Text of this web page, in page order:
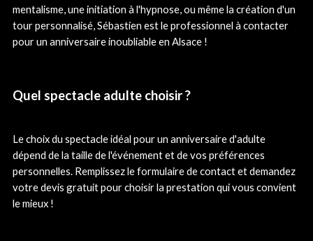
mentalisme, une initiation à l'hypnose, ou même la création d'un
tour personnalisé, Sébastien est le professionnel à contacter
pour un anniversaire inoubliable en Alsace !
Quel spectacle adulte choisir ?
Le choix du spectacle idéal pour un anniversaire d'adulte
dépend de la taille de l'événement et de vos préférences
personnelles. Remplissez le formulaire de contact et demandez
votre devis gratuit pour choisir la prestation qui vous convient
le mieux !